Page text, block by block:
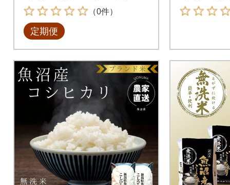
（0件）
定期便